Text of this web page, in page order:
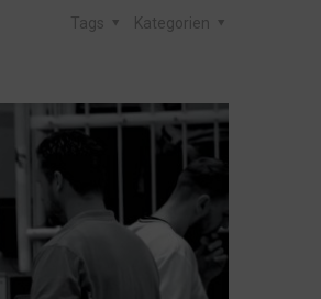
Kategorien
Tags